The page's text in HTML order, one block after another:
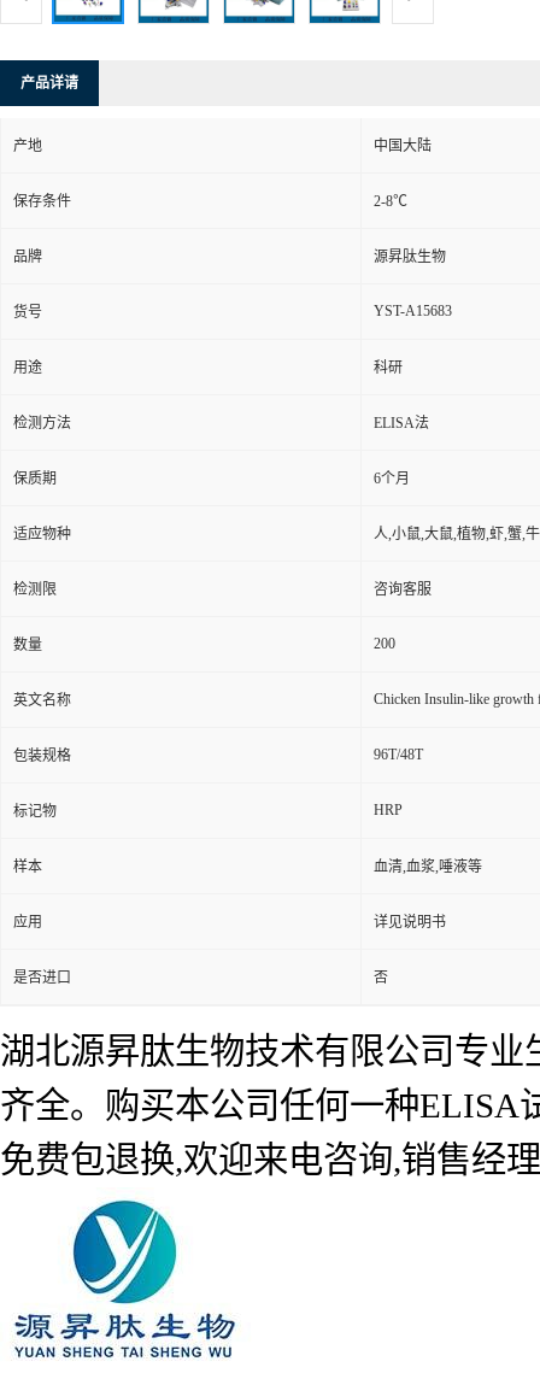
产品详请
产地 中国大陆
保存条件 2-8℃
品牌 源昇肽生物
货号 YST-A15683
用途 科研
检测方法 ELISA法
保质期 6个月
适应物种 人,小鼠,大鼠,植物,虾,蟹,
检测限 咨询客服
数量 200
英文名称 Chicken Insulin-like
包装规格 96T/48T
标记物 HRP
样本 血清,血浆,唾液等
应用 详见说明书
是否进口 否
湖北源昇肽生物技术有限公司专
齐全。购买本公司任何一种ELISA
免费包退换,欢迎来电咨询,销售经